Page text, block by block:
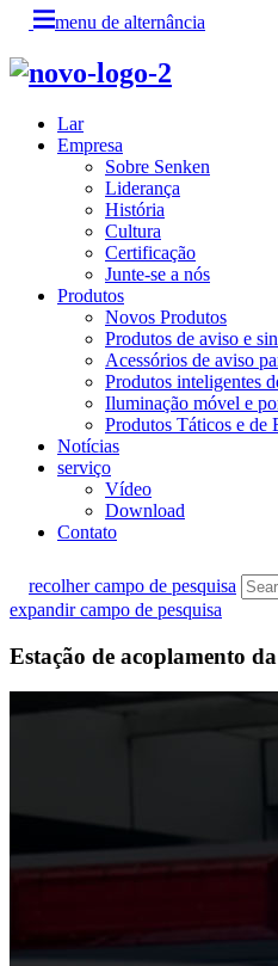
menu de alternância
Lar
Empresa
Sobre Senken
Liderança
História
Cultura
Certificação
Junte-se a nós
Produtos
Novos Produtos
Produtos de aviso e
Acessórios de aviso
Produtos inteligentes
Iluminação móvel e
Produtos Táticos e de
Notícias
serviço
Vídeo
Download
Contato
recolher campo de pesquisa
expandir campo de pesquisa
Estação de acoplamento